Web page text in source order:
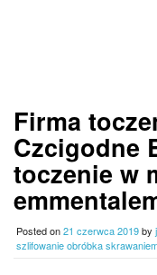
Firma
Czcigodne
toczenie w
Posted on21 czerwca 2019by
szlifowanie obróbka